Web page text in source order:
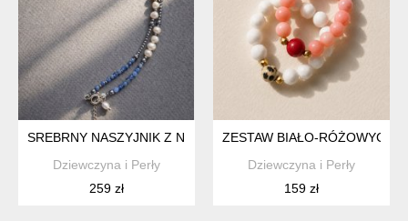
SREBRNY NASZYJNIK Z NIEBIESKICH SZAFIRÓW, BIAŁYCH
Dziewczyna i Perły
259 zł
ZESTAW BIAŁO-RÓŻOWYCH
Dziewczyna i Perły
159 zł